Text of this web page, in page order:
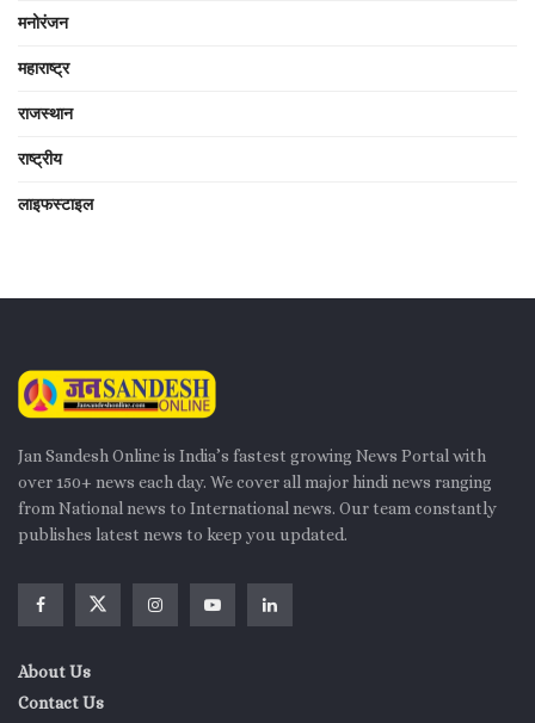
मनोरंजन
महाराष्ट्र
राजस्थान
राष्ट्रीय
लाइफस्टाइल
Jan Sandesh Online is India’s fastest growing News Portal with
over 150+ news each day. We cover all major hindi news ranging
from National news to International news. Our team constantly
publishes latest news to keep you updated.
About Us
Contact Us